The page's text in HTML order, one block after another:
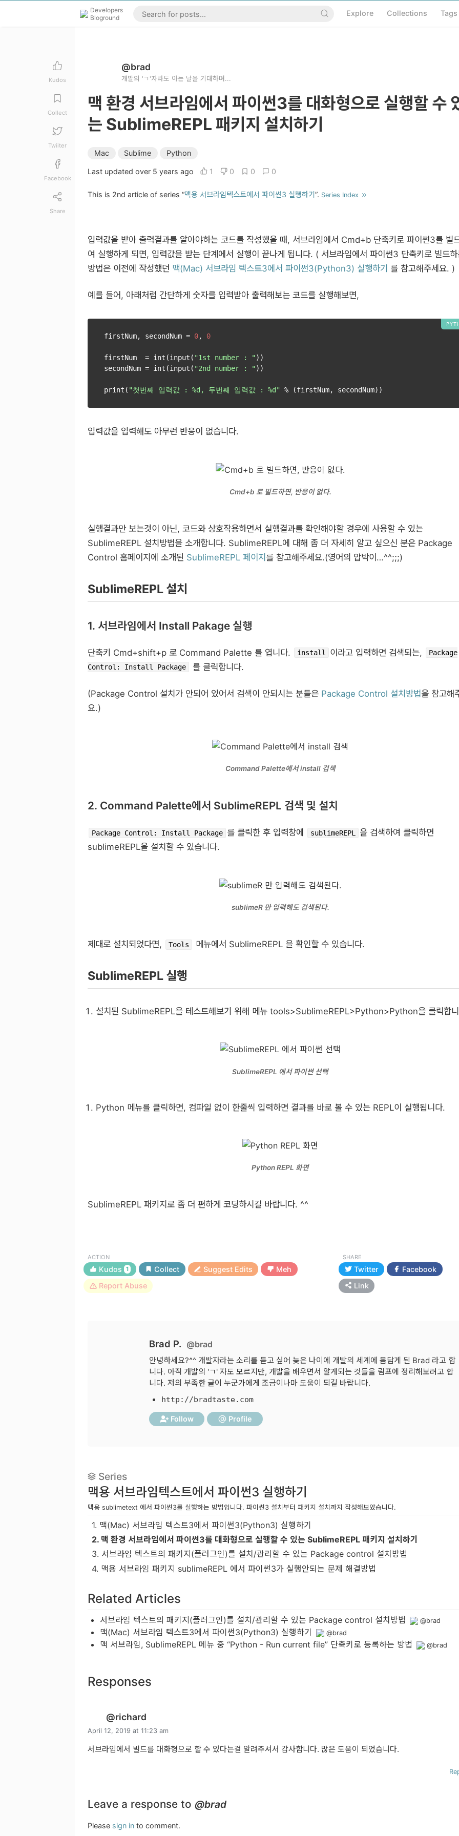
Developers
Bloground
Explore Collections Tags
Kudos
Collect
Twiiter
Facebook
Share
@brad
개발의 'ㄱ'자라도 아는 날을 기대하며...
맥 환경 서브라임에서 파이썬3를 대화형으로 실행할 수
는 SublimeREPL 패키지 설치하기
Mac Sublime Python
Last updated over 5 years ago 1 0 0 0
This is 2nd article of series “맥용 서브라임텍스트에서 파이썬3 실행하기 ”. Series Index
입력값을 받아 출력결과를 알아야하는 코드를 작성했을 때, 서브라임에서 Cmd+b 단축키로 파이썬3를 빌
여 실행하게 되면, 입력값을 받는 단계에서 실행이 끝나게 됩니다. ( 서브라임에서 파이썬3 단축키로 빌드
방법은 이전에 작성했던 맥(Mac) 서브라임 텍스트3에서 파이썬3(Python3) 실행하기 를 참고해주세요. )
예를 들어, 아래처럼 간단하게 숫자를 입력받아 출력해보는 코드를 실행해보면,
firstNum, secondNum = 0, 0
firstNum  = int(input( "1st number : "))
secondNum = int(input( "2nd number : "))
print( "첫번째 입력값 : %d, 두번째 입력값 : %d"
입력값을 입력해도 아무런 반응이 없습니다.
Cmd+b 로 빌드하면, 반응이 없다.
실행결과만 보는것이 아닌, 코드와 상호작용하면서 실행결과를 확인해야할 경우에 사용할 수 있는
SublimeREPL 설치방법을 소개합니다. SublimeREPL에 대해 좀 더 자세히 알고 싶으신 분은 Package
Control 홈페이지에 소개된 SublimeREPL 페이지 를 참고해주세요.(영어의 압박이…^^;;;)
SublimeREPL 설치
1. 서브라임에서 Install Pakage 실행
단축키 Cmd+shift+p 로 Command Palette 를 엽니다. install 이라고 입력하면 검색되는,
Package
Control: Install Package
를 클릭합니다.
(Package Control 설치가 안되어 있어서 검색이 안되시는 분들은 Package Control 설치방법을 참고해
요.)
Command Palette에서 install 검색
2. Command Palette에서 SublimeREPL 검색 및 설치
Package Control: Install Package 를 클릭한 후 입력창에 sublimeREPL
을 검색하여 클릭하면
sublimeREPL을 설치할 수 있습니다.
sublimeR 만 입력해도 검색된다.
제대로 설치되었다면, Tools 메뉴에서 SublimeREPL 을 확인할 수 있습니다.
SublimeREPL 실행
설치된 SublimeREPL을 테스트해보기 위해 메뉴 tools>SublimeREPL>Python>Python을 클릭합
SublimeREPL 에서 파이썬 선택
Python 메뉴를 클릭하면, 컴파일 없이 한줄씩 입력하면 결과를 바로 볼 수 있는 REPL이 실행됩니다.
Python REPL 화면
SublimeREPL 패키지로 좀 더 편하게 코딩하시길 바랍니다. ^^
ACTION
Kudos 1 Collect Suggest Edits
Meh
Report Abuse
SHARE
Twitter
Facebook
Link
Brad P. @brad
안녕하세요?^^ 개발자라는 소리를 듣고 싶어 늦은 나이에 개발의 세계에 몸담게 된 Brad 라고 합
니다. 아직 개발의 'ㄱ' 자도 모르지만, 개발을 배우면서 알게되는 것들을 림프에 정리해보려고 합
니다. 저의 부족한 글이 누군가에게 조금이나마 도움이 되길 바랍니다.
http://bradtaste.com
Follow Profile
Series
맥용 서브라임텍스트에서 파이썬3 실행하기
맥용 sublimetext 에서 파이썬3를 실행하는 방법입니다. 파이썬3 설치부터 패키지 설치까지 작성해보았습니다.
1. 맥(Mac) 서브라임 텍스트3에서 파이썬3(Python3) 실행하기
2. 맥 환경 서브라임에서 파이썬3를 대화형으로 실행할 수 있는 SublimeREPL 패키지 설치하기
3. 서브라임 텍스트의 패키지(플러그인)를 설치/관리할 수 있는 Package control 설치방법
4. 맥용 서브라임 패키지 sublimeREPL 에서 파이썬3가 실행안되는 문제 해결방법
Related Articles
서브라임 텍스트의 패키지(플러그인)를 설치/관리할 수 있는 Package control 설치방법 @brad
맥(Mac) 서브라임 텍스트3에서 파이썬3(Python3) 실행하기 @brad
맥 서브라임, SublimeREPL 메뉴 중 “Python - Run current file” 단축키로 등록하는 방법 @brad
Responses
@richard
April 12, 2019 at 11:23 am
서브라임에서 빌드를 대화형으로 할 수 있다는걸 알려주셔서 감사합니다. 많은 도움이 되었습니다.
Leave a response to @brad
Please sign in to comment.